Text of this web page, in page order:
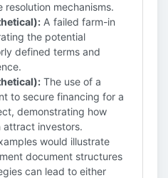
mechanisms.
A failed farm-in
the potential
defined terms and
The use of a
to secure financing for a
demonstrating how
attract investors.
would illustrate
document structures
can lead to either